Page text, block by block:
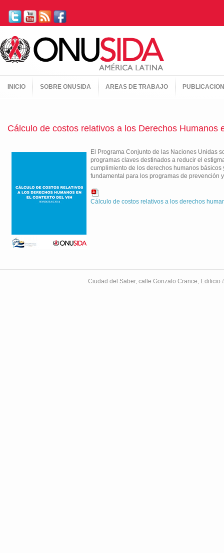
INICIO SOBRE ONUSIDA AREAS DE TRABAJO
Cálculo de costos relativos a los Derechos Humanos
El Programa Conjunto de las Naciones Unidas
programas claves destinados a reducir el
cumplimiento de los derechos humanos
fundamental para los programas de prevención
Cálculo de costos relativos a los derechos
Ciudad del Saber, calle Gonzalo Crance,